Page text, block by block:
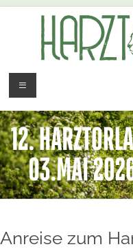
Anreise zum